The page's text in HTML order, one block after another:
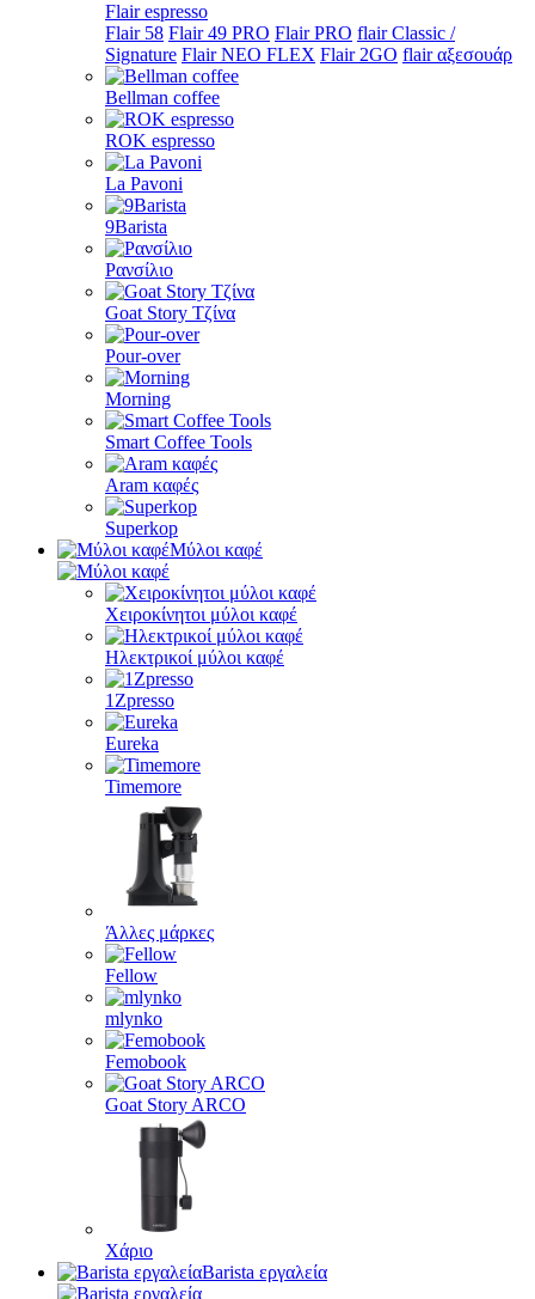
Flair espresso
Flair 58 Flair 49 PRO Flair PRO flair Classic /
Signature Flair NEO FLEX Flair 2GO flair αξεσουάρ
Bellman coffee
ROK espresso
La Pavoni
9Barista
Ρανσίλιο
Goat Story Τζίνα
Pour-over
Morning
Smart Coffee Tools
Aram καφές
Superkop
Μύλοι καφέ
Χειροκίνητοι μύλοι καφέ
Ηλεκτρικοί μύλοι καφέ
1Zpresso
Eureka
Timemore
Άλλες μάρκες
Fellow
mlynko
Femobook
Goat Story ARCO
Χάριο
Barista εργαλεία